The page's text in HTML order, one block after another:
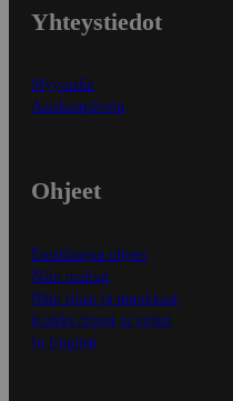
Yhteystiedot
Myymälät
Asiakaspalvelu
Ohjeet
Ensitilaajan ohjeet
Näin maksat
Näin tilaat ja muokkaat
Kaikki ohjeet ja vinkit
In English